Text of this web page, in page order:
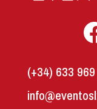
(+34) 633